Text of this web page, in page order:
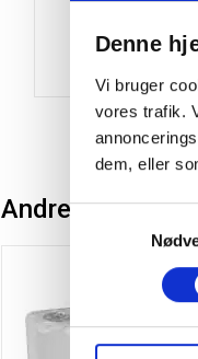
Denne
Vi bruger
vores trafik.
dem, eller
Samtykkevalg
Andre kunder